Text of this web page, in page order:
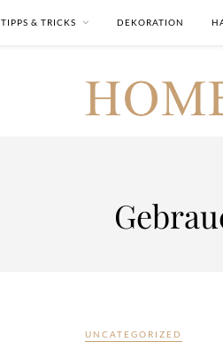
TIPPS & TRICKS DEKORATION
UNCATEGORIZED